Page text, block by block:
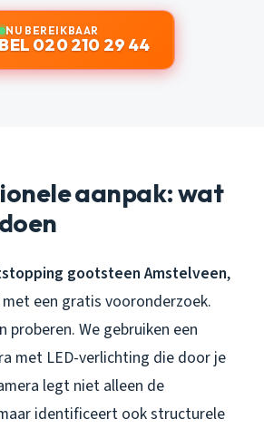
NU BEREIKBAAR
BEL 020 210 29 44
aanpak: wat
gootsteen Amstelveen,
een gratis vooronderzoek.
proberen. We gebruiken een
met LED-verlichting die door je
legt niet alleen de
identificeert ook structurele